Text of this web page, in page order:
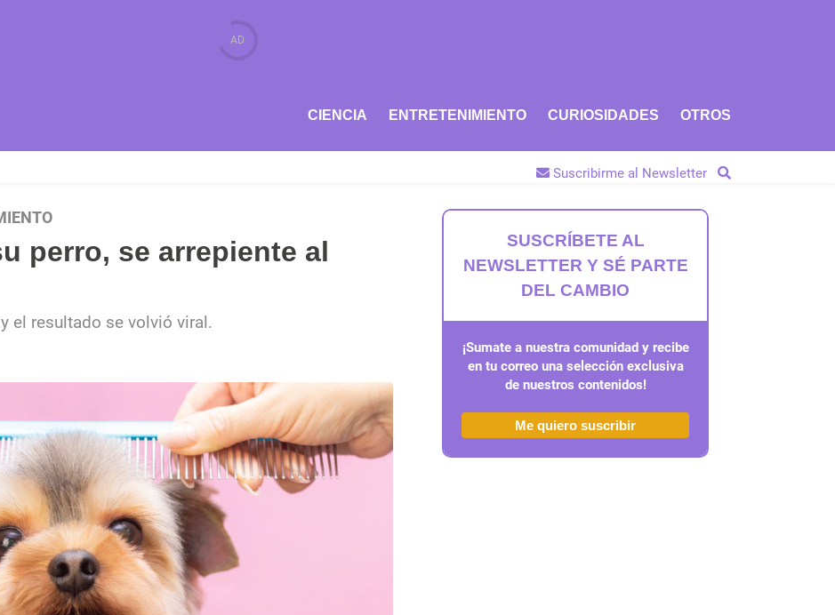
CIENCIA ENTRETENIMIENTO CURIOSIDADES OTROS
Suscribirme al Newsletter
perro, se arrepiente al
el resultado se volvió viral.
SUSCRÍBETE AL
NEWSLETTER Y SÉ PARTE
DEL CAMBIO
¡Sumate a nuestra comunidad y recibe
en tu correo una selección exclusiva
de nuestros contenidos!
Me quiero suscribir